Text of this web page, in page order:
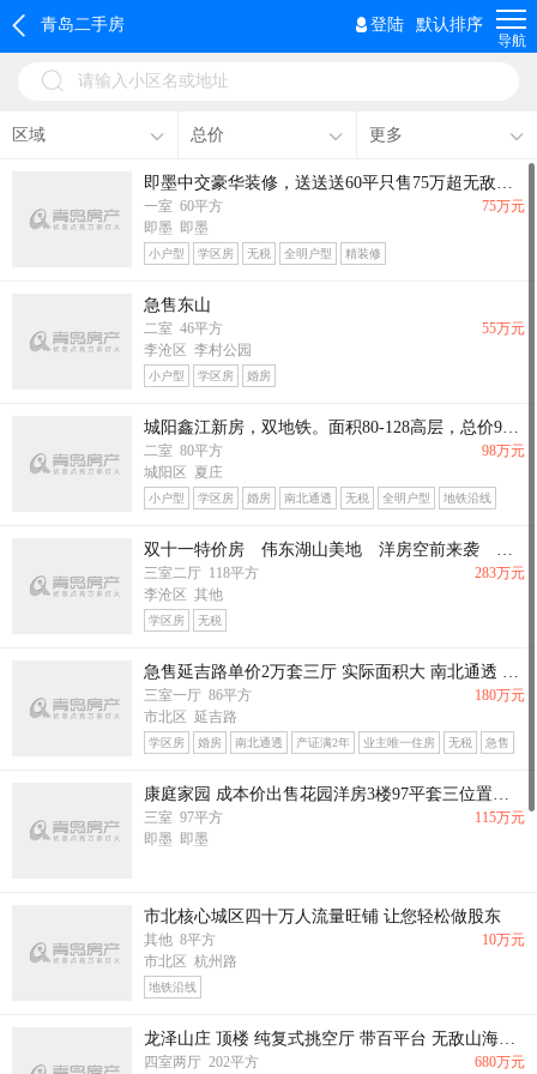
青岛二手房 登陆 默认排序
导航
请输入小区名或地址
区域 总价 更多
即墨中交豪华装修，送送送60平只售75万超无敌采光
一室 60平方
即墨 即墨
小户型 学区房 无税 全明户型 精装修
75万元
急售东山
二室 46平方
李沧区 李村公园
小户型 学区房 婚房
55万元
城阳鑫江新房，双地铁。面积80-128高层，总价98万起。
二室 80平方
城阳区 夏庄
小户型 学区房 婚房 南北通透 无税 全明户型 地铁沿线
98万元
双十一特价房 伟东湖山美地 洋房空前来袭 准现房 南北通透
三室二厅 118平方
李沧区 其他
学区房 无税
283万元
急售延吉路单价2万套三厅 实际面积大 南北通透 人力资源市场对面 镇江路延吉路北仲路天赐良园旁边
三室一厅 86平方
市北区 延吉路
学区房 婚房 南北通透 产证满2年 业主唯一住房 无税
急售
180万元
康庭家园 成本价出售花园洋房3楼97平套三位置佳115万
三室 97平方
即墨 即墨
115万元
市北核心城区四十万人流量旺铺 让您轻松做股东
其他 8平方
市北区 杭州路
地铁沿线
10万元
龙泽山庄 顶楼 纯复式挑空厅 带百平台 无敌山海景 ！
四室两厅 202平方 680万元